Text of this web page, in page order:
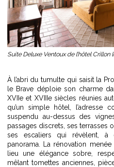
Suite Deluxe Ventoux de l’hôtel Crillon
À l’abri du tumulte qui saisit la
le Brave déploie son charme
XVIIe et XVIIIe siècles réunies
qu’un simple hôtel, l’adresse
suspendu au-dessus des
passages discrets, ses terrasses
ses escaliers qui révèlent, à
panorama. La rénovation
lieu une élégance sobre,
mêlant tomettes anciennes,